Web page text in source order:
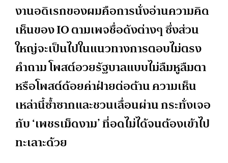
งานอดิเรกของผมคือการนั่งอ่านความคิด
เห็นของ IO ตามเพจชื่อดังต่างๆ ซึ่งส่วน
ใหญ่จะเป็นไปในแนวทางการตอบไม่ตรง
คำถาม โพสต์อวยรัฐบาลแบบไม่ลืมหูลืมตา
หรือโพสต์ด้อยค่าฝ่ายต่อต้าน ความเห็น
เหล่านี้ซ้ำซากและชวนเลื่อนผ่าน กระทั่งเจอ
กับ ‘เพชรเม็ดงาม’ ที่อดไม่ได้จนต้องเข้าไป
ทะเลาะด้วย